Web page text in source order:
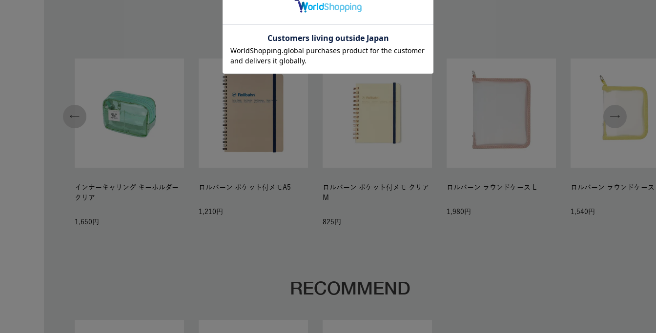
RELATED ITEMS
インナーキャリング キーホルダー
クリア
1,650
ロルバーン ポケット付メモA5
1,210
ロルバーン ポケット付メモ クリア
M
825
ロルバーン ラウンドケース L
1,980
ロルバーン ラウンドケー
1,540
RECOMMEND